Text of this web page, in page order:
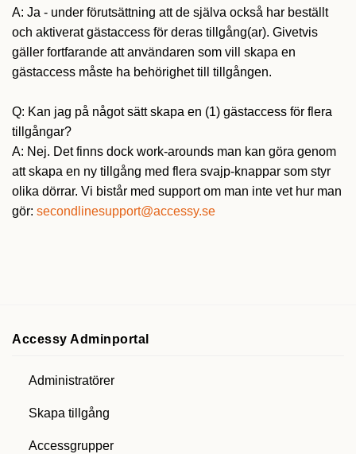
A: Ja - under förutsättning att de själva också har beställt
och aktiverat gästaccess för deras tillgång(ar). Givetvis
gäller fortfarande att användaren som vill skapa en
gästaccess måste ha behörighet till tillgången.
Q: Kan jag på något sätt skapa en (1) gästaccess för flera
tillgångar?
A: Nej. Det finns dock work-arounds man kan göra genom
att skapa en ny tillgång med flera svajp-knappar som styr
olika dörrar. Vi bistår med support om man inte vet hur man
gör: secondlinesupport@accessy.se
Accessy Adminportal
Administratörer
Skapa tillgång
Accessgrupper